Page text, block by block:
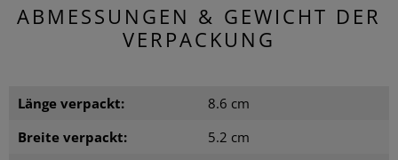
ABMESSUNGEN & GEWICHT DER
VERPACKUNG
Länge verpackt:
8.6 cm
Breite verpackt:
5.2 cm